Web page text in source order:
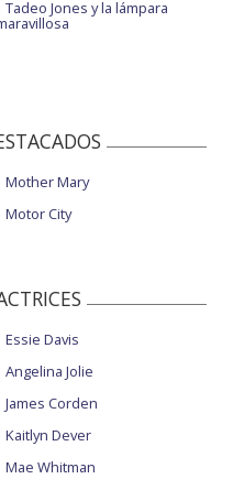
Tadeo Jones y la lámpara
Mother Mary
Motor City
Essie Davis
Angelina Jolie
James Corden
Kaitlyn Dever
Mae Whitman